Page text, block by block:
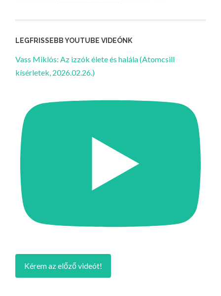
LEGFRISSEBB YOUTUBE VIDEÓNK
Vass Miklós: Az izzók élete és halála (Atomcsill
kísérletek, 2026.02.26.)
Kérem az előző videót!